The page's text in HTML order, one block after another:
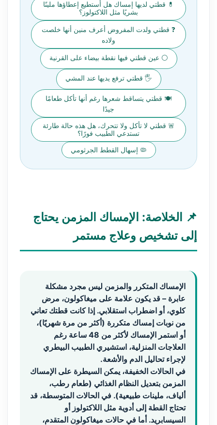
💊 قطتي لديها إمساك هل أستطيع إعطاؤها ملينًا
بشريًا مثل اللاكتولوز؟
❓ قطتي ولدت المفروض أعرف منين أنها خلصت
ولاده
⚪ عين قطتي فيها نقطة بيضاء على القرنية
🖐️ قطتي ترفع يديها عند المشي
🍽️ قطتي يتساقط شعرها رغم أنها تأكل طعامًا
جيدًا
🚨 قطتي لا تأكل ولا تتحرك، هل هذه حالة طارئة
تستدعي الطبيب فورًا؟
🦠 إسهال القطط الجرثومي
📌 الخلاصة: الإمساك المزمن يحتاج
إلى تشخيص وعلاج مستمر
الإمساك المتكرر والمزمن ليس مجرد مشكلة
عابرة – قد يكون علامة على ميغاكولون، مرض
كلوي، أو اضطراب استقلابي. إذا كانت قطتك تعاني
من نوبات إمساك متكررة (أكثر من مرة شهريًا)،
أو استمر الإمساك لأكثر من 48 ساعة رغم
العلاجات المنزلية، استشيري الطبيب البيطري
لإجراء تحاليل الدم والأشعة.
في الحالات الخفيفة، يمكن السيطرة على الإمساك
المزمن بتعديل النظام الغذائي (طعام رطب،
ألياف، ملينات طبيعية). في الحالات المتوسطة، قد
تحتاج القطة إلى أدوية مثل اللاكتولوز أو
السيسابريد. أما في حالات ميغاكولون المتقدم،